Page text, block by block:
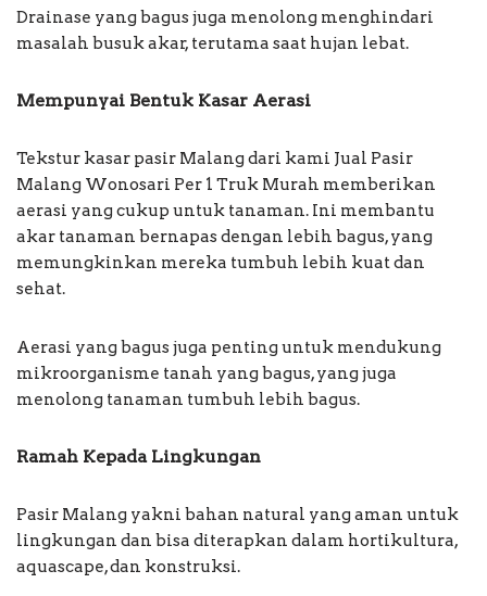
Drainase yang bagus juga menolong menghindari
masalah busuk akar, terutama saat hujan lebat.
Mempunyai Bentuk Kasar Aerasi
Tekstur kasar pasir Malang dari kami Jual Pasir
Malang Wonosari Per 1 Truk Murah memberikan
aerasi yang cukup untuk tanaman. Ini membantu
akar tanaman bernapas dengan lebih bagus, yang
memungkinkan mereka tumbuh lebih kuat dan
sehat.
Aerasi yang bagus juga penting untuk mendukung
mikroorganisme tanah yang bagus, yang juga
menolong tanaman tumbuh lebih bagus.
Ramah Kepada Lingkungan
Pasir Malang yakni bahan natural yang aman untuk
lingkungan dan bisa diterapkan dalam hortikultura,
aquascape, dan konstruksi.